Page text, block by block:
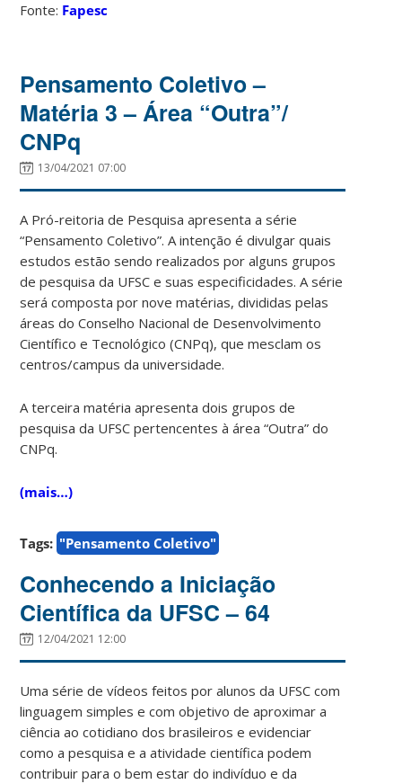
Fonte: Fapesc
Pensamento Coletivo –
Matéria 3 – Área “Outra”/
CNPq
13/04/2021 07:00
A Pró-reitoria de Pesquisa apresenta a série
“Pensamento Coletivo”. A intenção é divulgar quais
estudos estão sendo realizados por alguns grupos
de pesquisa da UFSC e suas especificidades. A série
será composta por nove matérias, divididas pelas
áreas doConselho Nacional de Desenvolvimento
Científico e Tecnológico (CNPq), que mesclam os
centros/campus da universidade.
A terceira matéria apresenta dois grupos de
pesquisa da UFSC pertencentes à área “Outra” do
CNPq.
(mais…)
Tags: "Pensamento Coletivo"
Conhecendo a Iniciação
Científica da UFSC – 64
12/04/2021 12:00
Uma série de vídeos feitos por alunos da UFSC com
linguagem simples e com objetivo de aproximar a
ciência ao cotidiano dos brasileiros e evidenciar
como a pesquisa e a atividade científica podem
contribuir para o bem estar do indivíduo e da